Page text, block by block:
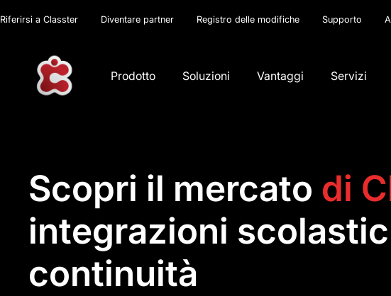
Riferirsi a Classter Diventare partner Registro delle modifiche Supporto
Prodotto Soluzioni Vantaggi Servizi
Scopri il mercato di
integrazioni
continuità